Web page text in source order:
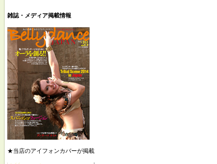
雑誌・メディア掲載情報
★当店のアイフォンカバーが掲載